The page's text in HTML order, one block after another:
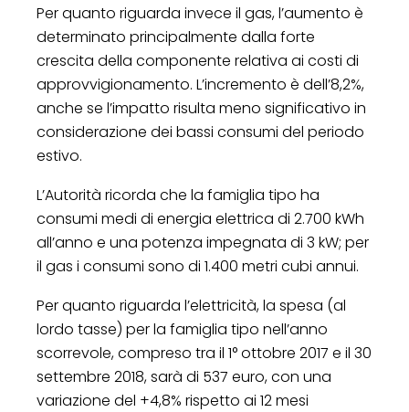
Per quanto riguarda invece il gas, l’aumento è
determinato principalmente dalla forte
crescita della componente relativa ai costi di
approvvigionamento. L’incremento è dell’8,2%,
anche se l’impatto risulta meno significativo in
considerazione dei bassi consumi del periodo
estivo.
L’Autorità ricorda che la famiglia tipo ha
consumi medi di energia elettrica di 2.700 kWh
all’anno e una potenza impegnata di 3 kW; per
il gas i consumi sono di 1.400 metri cubi annui.
Per quanto riguarda l’elettricità, la spesa (al
lordo tasse) per la famiglia tipo nell’anno
scorrevole, compreso tra il 1° ottobre 2017 e il 30
settembre 2018, sarà di 537 euro, con una
variazione del +4,8% rispetto ai 12 mesi